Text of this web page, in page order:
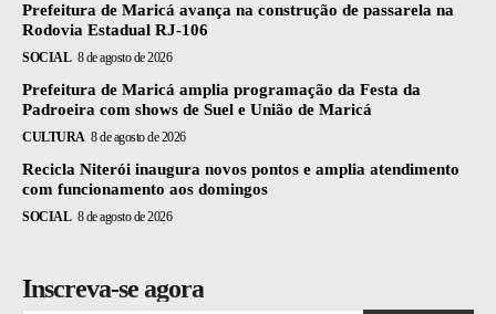
Prefeitura de Maricá avança na construção de passarela na
Rodovia Estadual RJ-106
SOCIAL 8 de agosto de 2026
Prefeitura de Maricá amplia programação da Festa da
Padroeira com shows de Suel e União de Maricá
CULTURA 8 de agosto de 2026
Recicla Niterói inaugura novos pontos e amplia atendimento
com funcionamento aos domingos
SOCIAL 8 de agosto de 2026
Inscreva-se agora